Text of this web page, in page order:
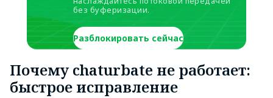
без буферизации.
Разблокировать сейчас
Почему chaturbate не работает:
быстрое исправление